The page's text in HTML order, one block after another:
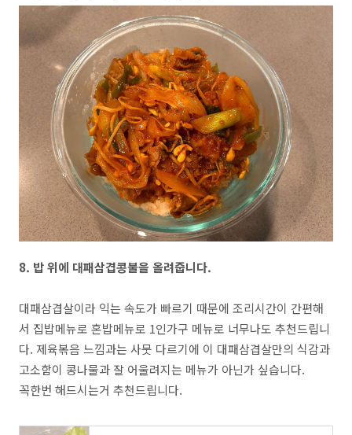
8. 밥 위에 대패삼겹콩불을 올려줍니다.
대패삼겹살이라 익는 속도가 빠르기 때문에 조리시간이 간편해
서 집밥메뉴로 혼밥메뉴로 1인가구 메뉴로 너무나도 추천드립니
다. 제육볶음 느낌과는 사뭇 다르기에 이 대패삼겹살만의 식감과
고소함이 콩나물과 잘 어울려지는 메뉴가 아닌가 싶습니다.
꼭한번 해드시는거 추천드립니다.